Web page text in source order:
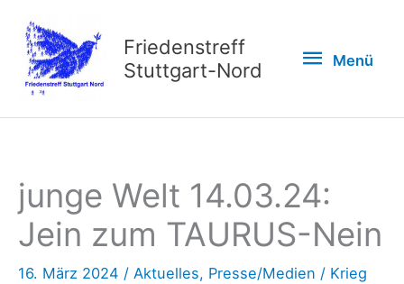
Inhalt
springen
Friedenstreff
Stuttgart-Nord
Menü
Menü
junge Welt 14.03.24:
Jein zum TAURUS-Nein
16. März 2024 / Aktuelles, Presse/Medien / Krieg